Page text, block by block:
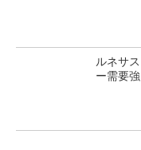
ルネサ
ー需要